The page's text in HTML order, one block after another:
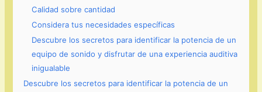
Calidad sobre cantidad
Considera tus necesidades específicas
Descubre los secretos para identificar la potencia de un
equipo de sonido y disfrutar de una experiencia auditiva
inigualable
Descubre los secretos para identificar la potencia de un